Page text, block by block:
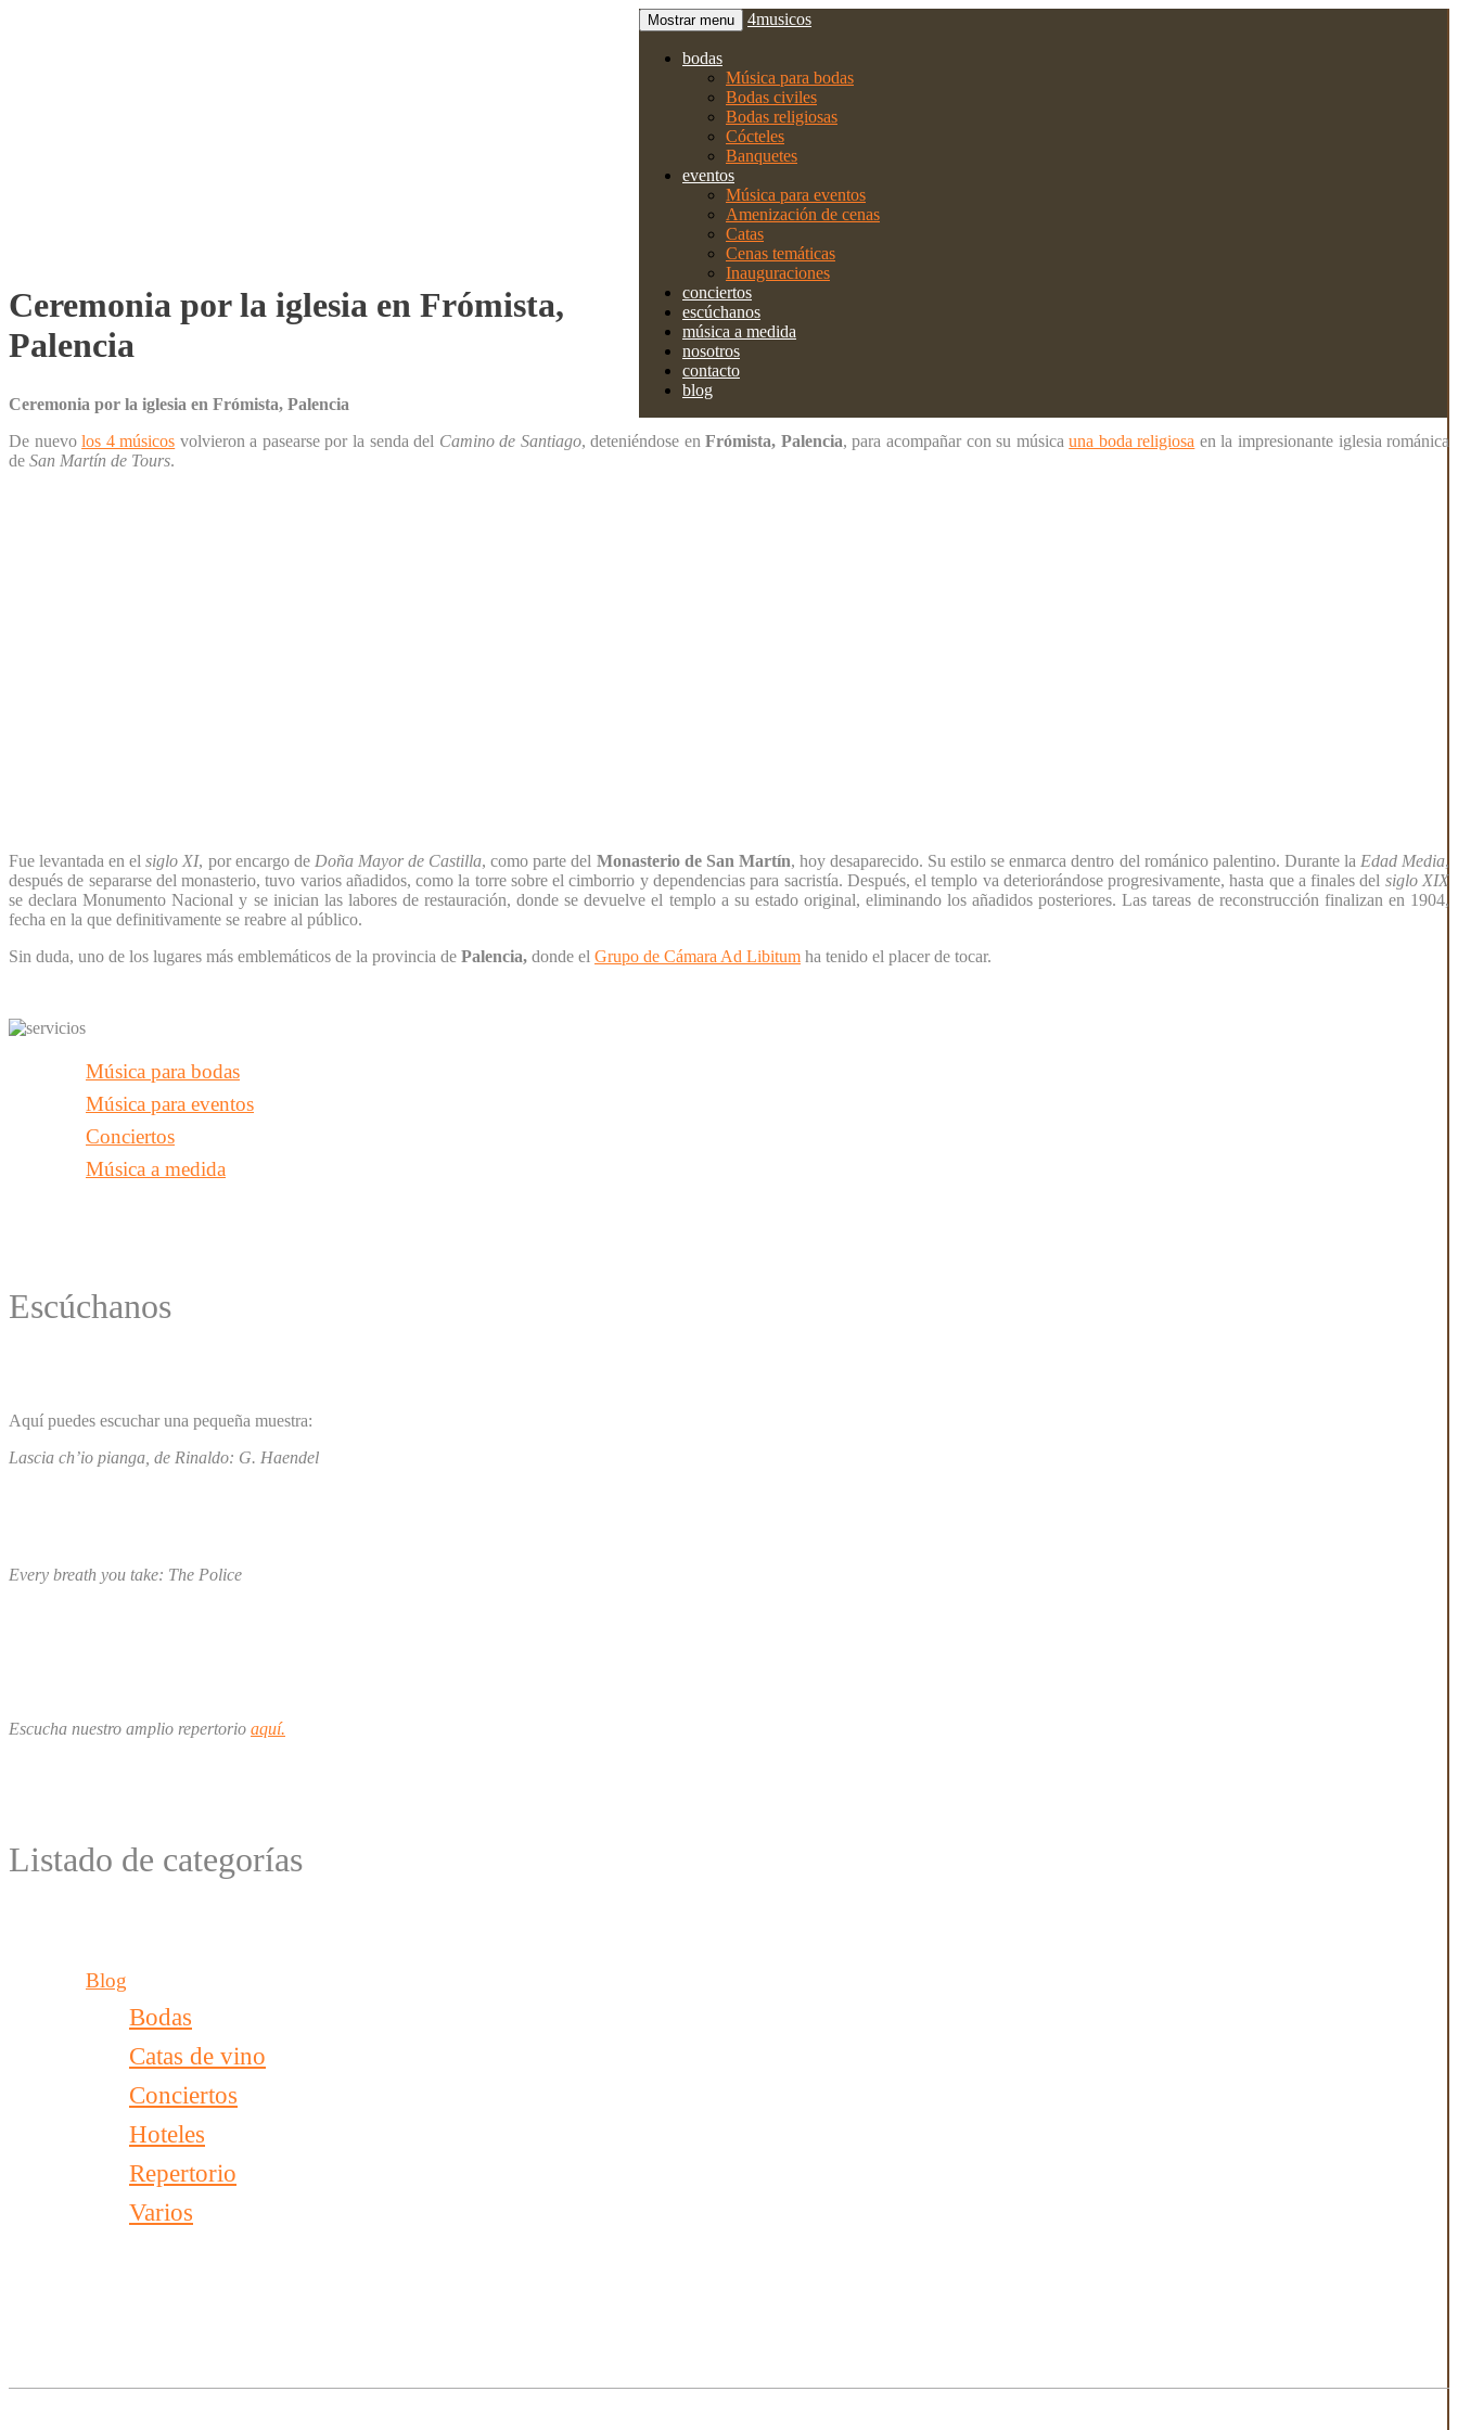
Mostrar menu 4musicos
bodas
Música para bodas
Bodas civiles
Bodas religiosas
Cócteles
Banquetes
eventos
Música para eventos
Amenización de cenas
Catas
Cenas temáticas
Inauguraciones
conciertos
escúchanos
música a medida
nosotros
contacto
blog
Ceremonia por la iglesia en Frómista,
Palencia
Ceremonia por la iglesia en Frómista, Palencia
De nuevolos 4 músicos volvieron a pasearse por la senda del Camino de Santiago, deteniéndose enFrómista, Palencia, para acompañar con su músicauna boda religiosa en la impresionante iglesia románica
de San Martín de Tours.
Fue levantada en elsiglo XI, por encargo de Doña Mayor de Castilla, como parte del Monasterio de San Martín, hoy desaparecido. Su estilo se enmarca dentro del románico palentino. Durante la Edad Media,
después de separarse del monasterio, tuvo varios añadidos, como la torre sobre el cimborrio y dependencias para sacristía. Después, el templo va deteriorándose progresivamente, hasta que a finales del siglo XIX
se declara Monumento Nacional y se inician las labores de restauración, donde se devuelve el templo a su estado original, eliminando los añadidos posteriores. Las tareas de reconstrucción finalizan en 1904,
fecha en la que definitivamente se reabre al público.
Sin duda, uno de los lugares más emblemáticos de la provincia de Palencia, donde el Grupo de Cámara Ad Libitum ha tenido el placer de tocar.
Música para bodas
Música para eventos
Conciertos
Música a medida
Escúchanos
Aquí puedes escuchar una pequeña muestra:
Lascia ch’io pianga, de Rinaldo: G. Haendel
Every breath you take: The Police
Escucha nuestro amplio repertorio aquí.
Listado de categorías
Blog
Bodas
Catas de vino
Conciertos
Hoteles
Repertorio
Varios